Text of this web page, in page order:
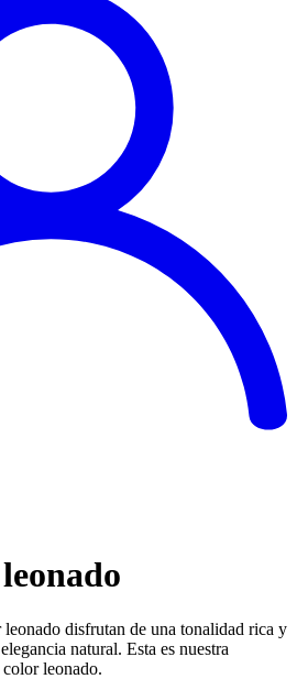
disfrutan de una tonalidad rica y
natural. Esta es nuestra
color leonado.